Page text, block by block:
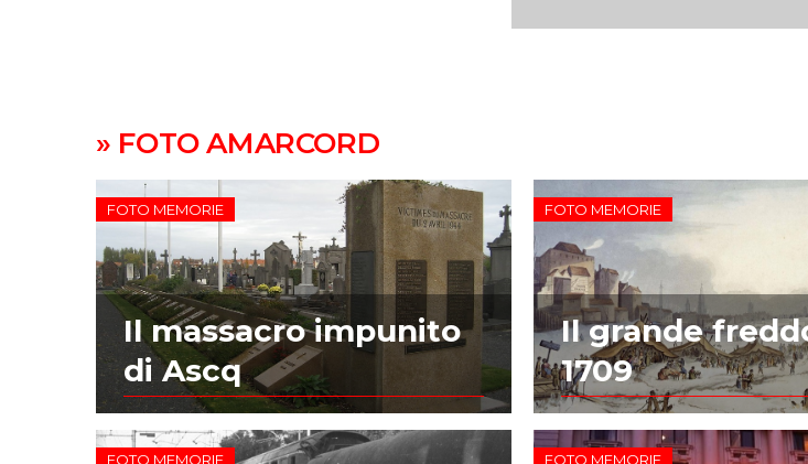
» FOTO AMARCORD
FOTO MEMORIE
Il massacro impunito
di Ascq
FOTO MEMORIE
Il grande
1709
FOTO MEMORIE FOTO MEMORIE